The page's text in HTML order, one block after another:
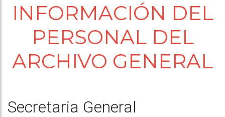
INFORMACIÓN DEL
PERSONAL DEL
ARCHIVO GENERAL
Secretaria General